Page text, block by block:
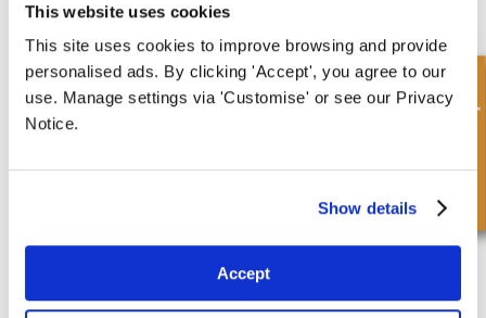
This website uses cookies
This site uses cookies to improve browsing and provide
personalised ads. By clicking 'Accept', you agree to our
use. Manage settings via 'Customise' or see our Privacy
Notice.
Show details
Accept
Obtenir un devis
£10.34
TL19-5030
mm | D : 53 mm | E : 25 mm | F : 30 mm |
£18.75
Demande rapide